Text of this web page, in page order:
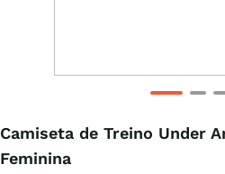
Camiseta de Treino Under
Feminina